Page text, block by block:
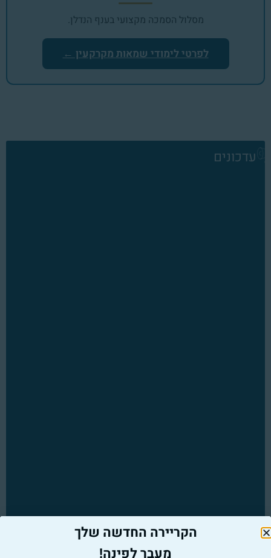
מסלול הסמכה מקצועי בענף הנדלן.
לפרטי לימודי שמאות מקרקעין ←
עדכונים
הקריירה החדשה שלך
מעבר לפינה!